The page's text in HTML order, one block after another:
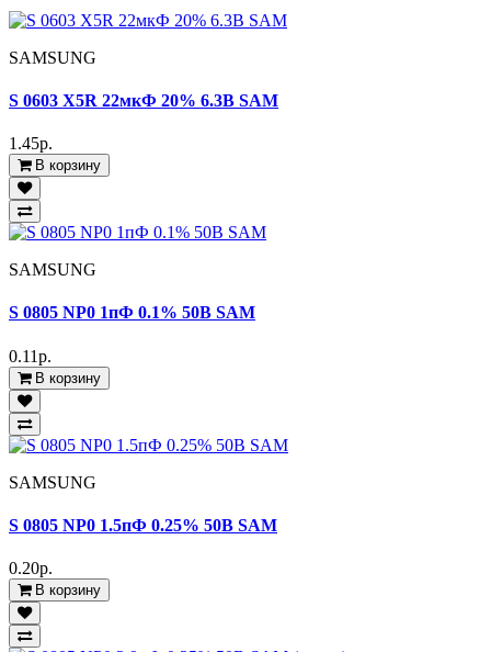
SAMSUNG
S 0603 X5R 22мкФ 20% 6.3В SAM
1.45р.
В корзину
SAMSUNG
S 0805 NP0 1пФ 0.1% 50В SAM
0.11р.
В корзину
SAMSUNG
S 0805 NP0 1.5пФ 0.25% 50В SAM
0.20р.
В корзину